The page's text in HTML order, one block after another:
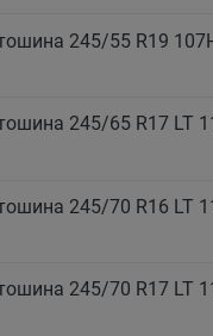
245/55 R19
245/65 R17 LT
245/70 R16 LT
245/70 R17 LT